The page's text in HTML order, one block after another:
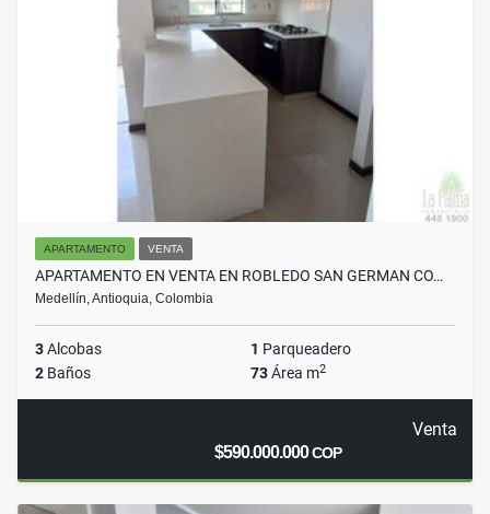
APARTAMENTO VENTA
APARTAMENTO EN VENTA EN ROBLEDO SAN GERMAN CO…
Medellín, Antioquia, Colombia
3Alcobas 1 Parqueadero
2 Baños 73Área m2
Venta
$590.000.000COP